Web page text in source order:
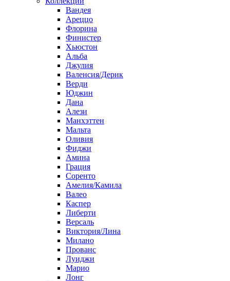
Вандея
Ареццо
Флорина
Финистер
Хьюстон
Альба
Джулия
Валенсия/Дерик
Верди
Юджин
Дана
Алези
Манхэттен
Мальта
Оливия
Фиджи
Амина
Грация
Соренто
Амелия/Камила
Валео
Каспер
Либерти
Версаль
Виктория/Лина
Милано
Прованс
Луиджи
Марио
Лонг